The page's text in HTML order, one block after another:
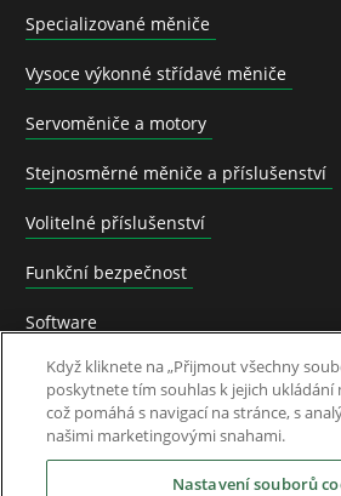
Specializované měniče
Vysoce výkonné střídavé měniče
Servoměniče a motory
Stejnosměrné měniče a příslušenství
Volitelné příslušenství
Funkční bezpečnost
Software
Application Solutions
Nahrazené výrobky a přechod na nové
Když kliknete na „Přijmout všechny
poskytnete tím souhlas k jejich ukládání
což pomáhá s navigací na stránce, s
našimi marketingovými snahami.
Nastavení souborů